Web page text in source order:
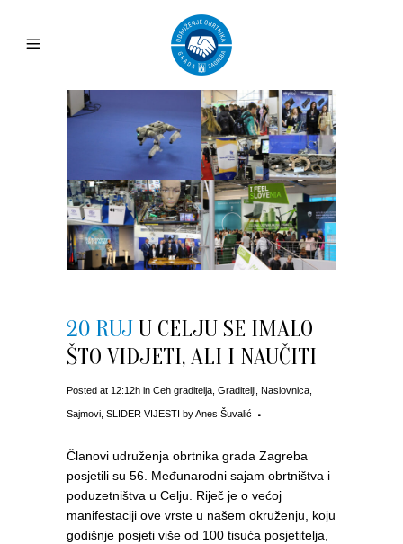
20 RUJ U CELJU SE IMALO
ŠTO VIDJETI, ALI I NAUČITI
Posted at 12:12h in Ceh graditelja Graditelji Naslovnica
Sajmovi SLIDER VIJESTI byAnes Šuvalić
Članovi udruženja obrtnika grada Zagreba
posjetili su 56. Međunarodni sajam obrtništva i
poduzetništva u Celju. Riječ je o većoj
manifestaciji ove vrste u našem okruženju, koju
godišnje posjeti više od 100 tisuća posjetitelja,